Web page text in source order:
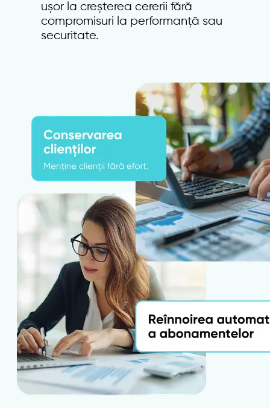
ușor la creșterea cererii fără
compromisuri la performanță sau
securitate.